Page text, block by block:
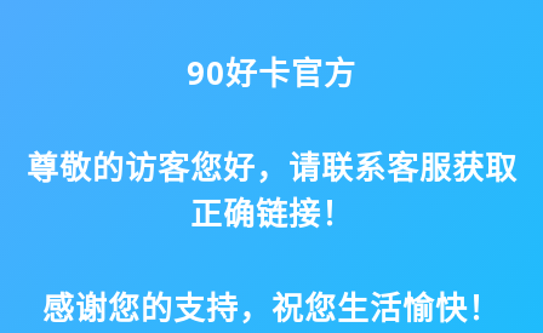
90好卡官方
尊敬的访客您好，请联系客服获取
正确链接！
感谢您的支持，祝您生活愉快！